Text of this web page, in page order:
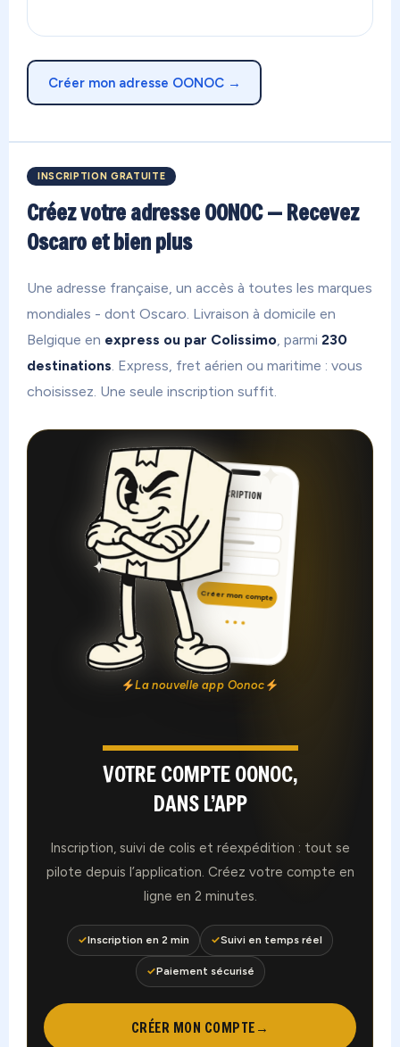
Créer mon adresse OONOC →
INSCRIPTION GRATUITE
Créez votre adresse OONOC — Recevez
Oscaro et bien plus
Une adresse française, un accès à toutes les marques
mondiales - dont Oscaro. Livraison à domicile en
Belgique en express ou par Colissimo, parmi 230
destinations. Express, fret aérien ou maritime : vous
choisissez. Une seule inscription suffit.
La nouvelle app Oonoc
VOTRE COMPTE OONOC,
DANS L’APP
Inscription, suivi de colis et réexpédition : tout se
pilote depuis l’application. Créez votre compte en
ligne en 2 minutes.
✓Inscription en 2 min ✓Suivi en temps réel
✓Paiement sécurisé
CRÉER MON COMPTE →
INSCRIPTION
Créer mon compte